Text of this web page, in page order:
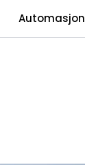
Automasjon